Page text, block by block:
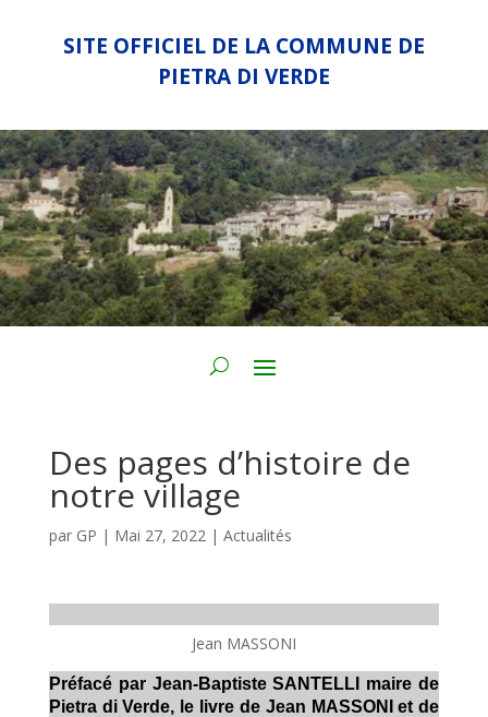
SITE OFFICIEL DE LA COMMUNE DE
PIETRA DI VERDE
Des pages d’histoire de
notre village
par GP | Mai 27, 2022| Actualités
Jean MASSONI
Préfacé par Jean-Baptiste SANTELLI maire de
Pietra di Verde, le livre de Jean MASSONI et de